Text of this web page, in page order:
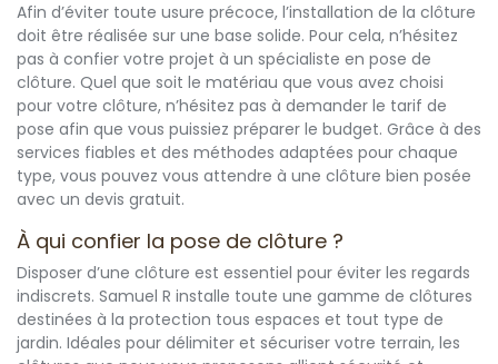
Afin d’éviter toute usure précoce, l’installation de la clôture
doit être réalisée sur une base solide. Pour cela, n’hésitez
pas à confier votre projet à un spécialiste en pose de
clôture. Quel que soit le matériau que vous avez choisi
pour votre clôture, n’hésitez pas à demander le tarif de
pose afin que vous puissiez préparer le budget. Grâce à des
services fiables et des méthodes adaptées pour chaque
type, vous pouvez vous attendre à une clôture bien posée
avec un devis gratuit.
À qui confier la pose de clôture ?
Disposer d’une clôture est essentiel pour éviter les regards
indiscrets. Samuel R installe toute une gamme de clôtures
destinées à la protection tous espaces et tout type de
jardin. Idéales pour délimiter et sécuriser votre terrain, les